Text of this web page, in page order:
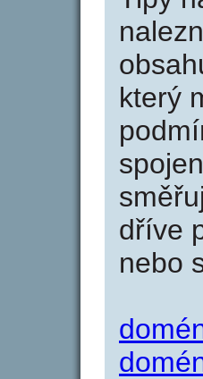
který
dříve
nebo